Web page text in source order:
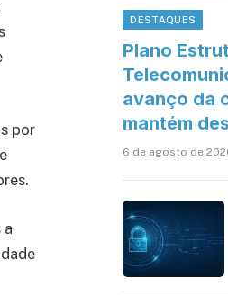
por
a
DESTAQUES
Plano
avanço da
mantém
6 de agosto de